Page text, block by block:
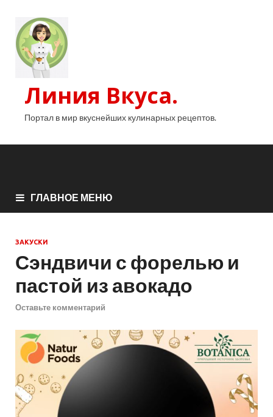
Линия Вкуса.
Портал в мир вкуснейших кулинарных рецептов.
ГЛАВНОЕ МЕНЮ
ЗАКУСКИ
Сэндвичи с форелью и
пастой из авокадо
Оставьте комментарий